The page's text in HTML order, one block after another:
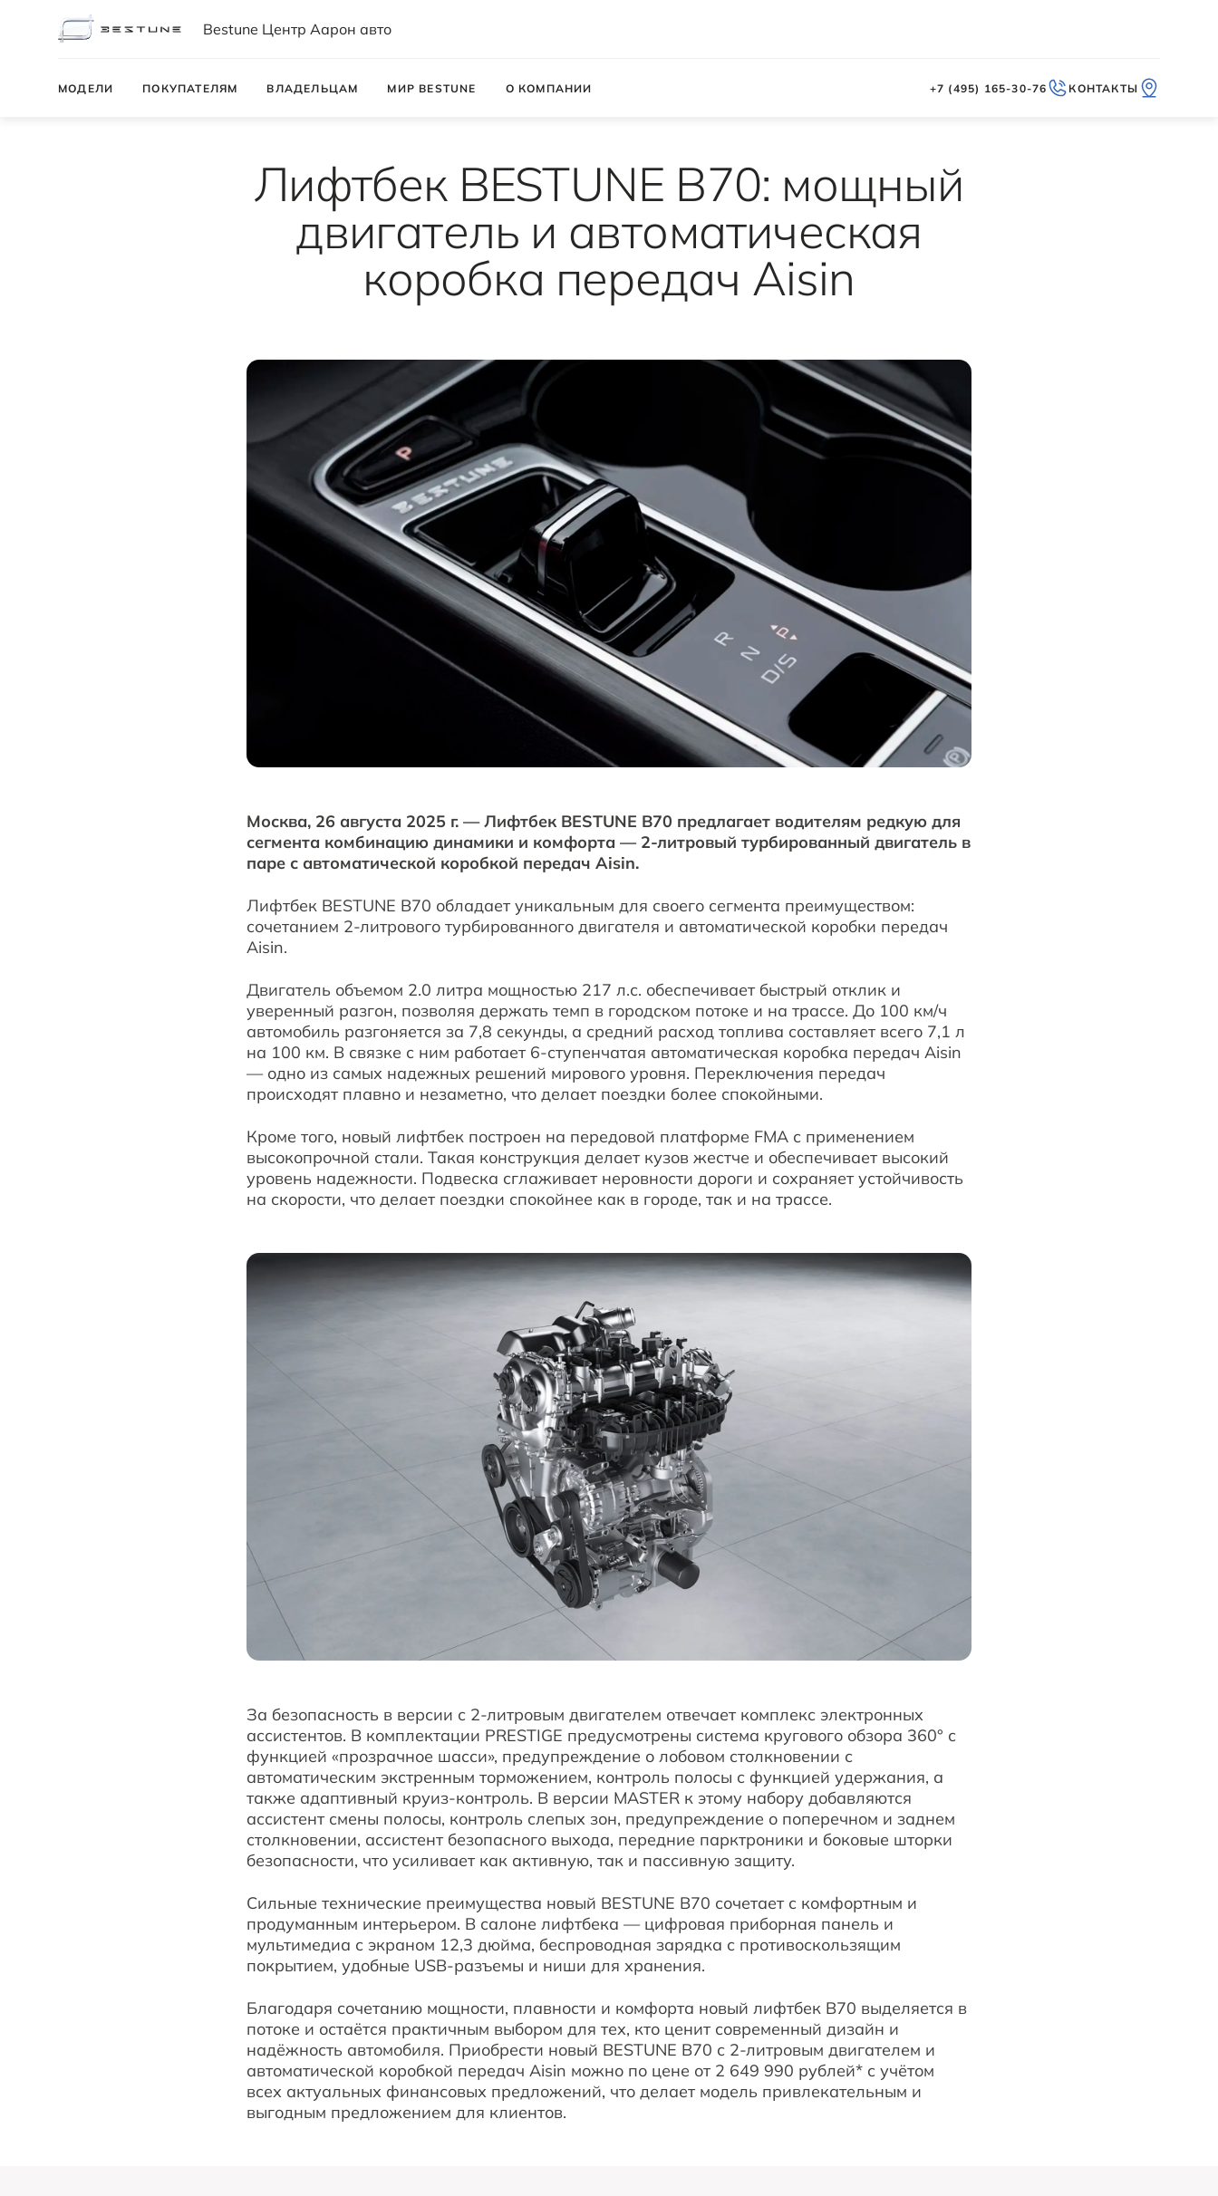
Bestune Центр Аарон авто
МОДЕЛИ ПОКУПАТЕЛЯМ ВЛАДЕЛЬЦАМ МИР BESTUNE О КОМПАНИИ +7 (495) 165-30-76 КОНТАКТЫ
Лифтбек BESTUNE B70: мощный
двигатель и автоматическая
коробка передач Aisin
Москва, 26 августа 2025 г. — Лифтбек BESTUNE B70 предлагает водителям редкую для
сегмента комбинацию динамики и комфорта — 2-литровый турбированный двигатель в
паре с автоматической коробкой передач Aisin.
Лифтбек BESTUNE B70 обладает уникальным для своего сегмента преимуществом:
сочетанием 2-литрового турбированного двигателя и автоматической коробки передач
Aisin.
Двигатель объемом 2.0 литра мощностью 217 л.с. обеспечивает быстрый отклик и
уверенный разгон, позволяя держать темп в городском потоке и на трассе. До 100 км/ч
автомобиль разгоняется за 7,8 секунды, а средний расход топлива составляет всего 7,1 л
на 100 км. В связке с ним работает 6-ступенчатая автоматическая коробка передач Aisin
— одно из самых надежных решений мирового уровня. Переключения передач
происходят плавно и незаметно, что делает поездки более спокойными.
Кроме того, новый лифтбек построен на передовой платформе FMA с применением
высокопрочной стали. Такая конструкция делает кузов жестче и обеспечивает высокий
уровень надежности. Подвеска сглаживает неровности дороги и сохраняет устойчивость
на скорости, что делает поездки спокойнее как в городе, так и на трассе.
За безопасность в версии с 2-литровым двигателем отвечает комплекс электронных
ассистентов. В комплектации PRESTIGE предусмотрены система кругового обзора 360° с
функцией «прозрачное шасси», предупреждение о лобовом столкновении с
автоматическим экстренным торможением, контроль полосы с функцией удержания, а
также адаптивный круиз-контроль. В версии MASTER к этому набору добавляются
ассистент смены полосы, контроль слепых зон, предупреждение о поперечном и заднем
столкновении, ассистент безопасного выхода, передние парктроники и боковые шторки
безопасности, что усиливает как активную, так и пассивную защиту.
Сильные технические преимущества новый BESTUNE B70 сочетает с комфортным и
продуманным интерьером. В салоне лифтбека — цифровая приборная панель и
мультимедиа с экраном 12,3 дюйма, беспроводная зарядка с противоскользящим
покрытием, удобные USB-разъемы и ниши для хранения.
Благодаря сочетанию мощности, плавности и комфорта новый лифтбек B70 выделяется в
потоке и остаётся практичным выбором для тех, кто ценит современный дизайн и
надёжность автомобиля. Приобрести новый BESTUNE B70 с 2-литровым двигателем и
автоматической коробкой передач Aisin можно по цене от 2 649 990 рублей* с учётом
всех актуальных финансовых предложений, что делает модель привлекательным и
выгодным предложением для клиентов.